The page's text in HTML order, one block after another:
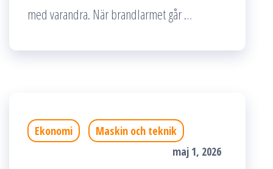
med varandra. När brandlarmet går …
Ekonomi
Maskin och teknik
maj 1, 2026